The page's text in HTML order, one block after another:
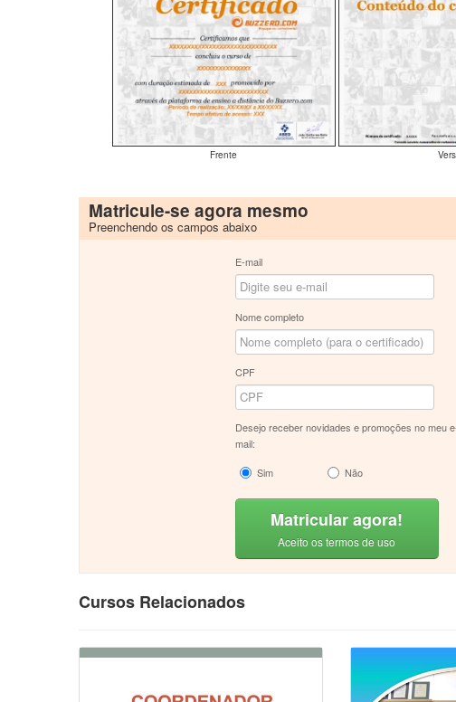
Frente
Matricule-se agora mesmo
Preenchendo os campos abaixo
E-mail
Nome completo
CPF
Desejo receber novidades e promoções no meu
mail:
Sim
Não
Matricular agora!
Aceito os termos de uso
Cursos Relacionados